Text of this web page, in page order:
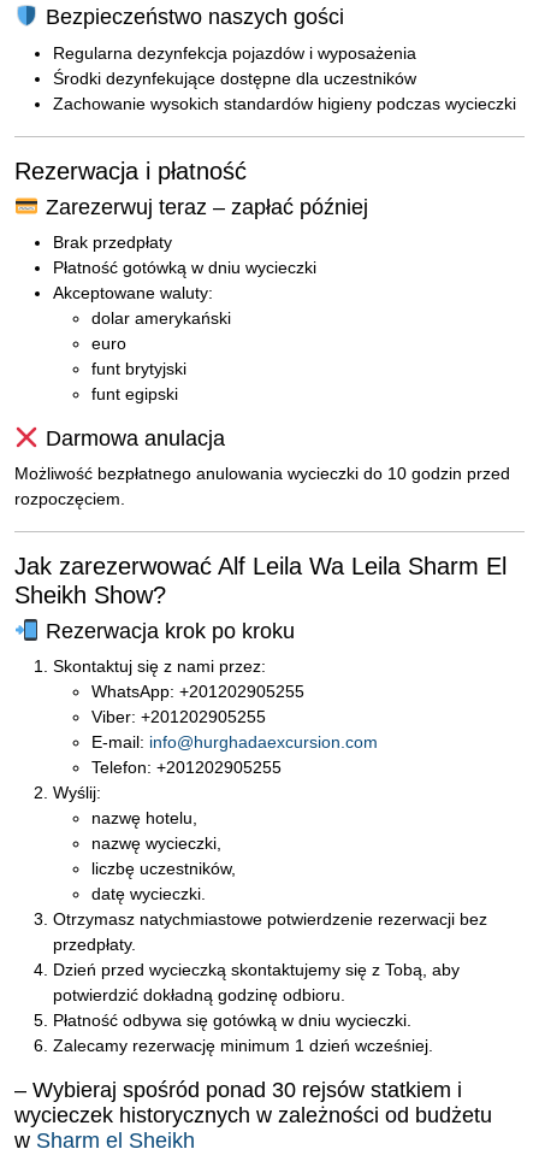
Bezpieczeństwo naszych gości
Regularna dezynfekcja pojazdów i wyposażenia
Środki dezynfekujące dostępne dla uczestników
Zachowanie wysokich standardów higieny podczas wycieczki
Rezerwacja i płatność
Zarezerwuj teraz – zapłać później
Brak przedpłaty
Płatność gotówką w dniu wycieczki
Akceptowane waluty:
dolar amerykański
euro
funt brytyjski
funt egipski
Darmowa anulacja
Możliwość bezpłatnego anulowania wycieczki do 10 godzin przed
rozpoczęciem.
Jak zarezerwować Alf Leila Wa Leila Sharm El
Sheikh Show?
Rezerwacja krok po kroku
Skontaktuj się z nami przez:
WhatsApp: +201202905255
Viber: +201202905255
E-mail: info@hurghadaexcursion.com
Telefon: +201202905255
Wyślij:
nazwę hotelu,
nazwę wycieczki,
liczbę uczestników,
datę wycieczki.
Otrzymasz natychmiastowe potwierdzenie rezerwacji bez
przedpłaty.
Dzień przed wycieczką skontaktujemy się z Tobą, aby
potwierdzić dokładną godzinę odbioru.
Płatność odbywa się gotówką w dniu wycieczki.
Zalecamy rezerwację minimum 1 dzień wcześniej.
– Wybieraj spośród ponad 30 rejsów statkiem i
wycieczek historycznych w zależności od budżetu
w Sharm el Sheikh